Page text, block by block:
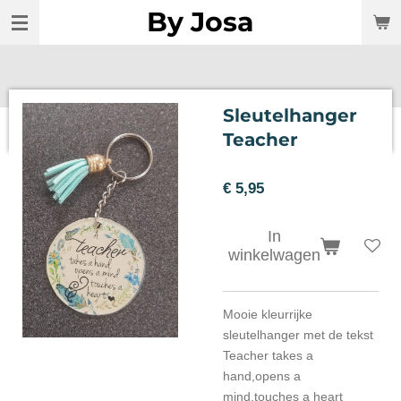
Ga
hoofdinhoud
By Josa
Sleutelhanger
Teacher
€ 5,95
In
winkelwagen
Mooie kleurrijke
sleutelhanger met de tekst
Teacher takes a
hand,opens a
mind,touches a heart